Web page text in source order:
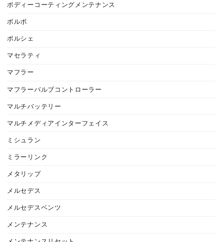
ボディーコーティングメンテナンス
ボルボ
ポルシェ
マセラティ
マフラー
マフラーバルブコントローラー
マルチバッテリー
マルチメディアインターフェイス
ミシュラン
ミラーリンク
メタリップ
メルセデス
メルセデスベンツ
メンテナンス